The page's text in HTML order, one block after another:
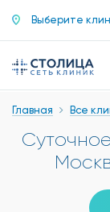
Выберите
Главная Все